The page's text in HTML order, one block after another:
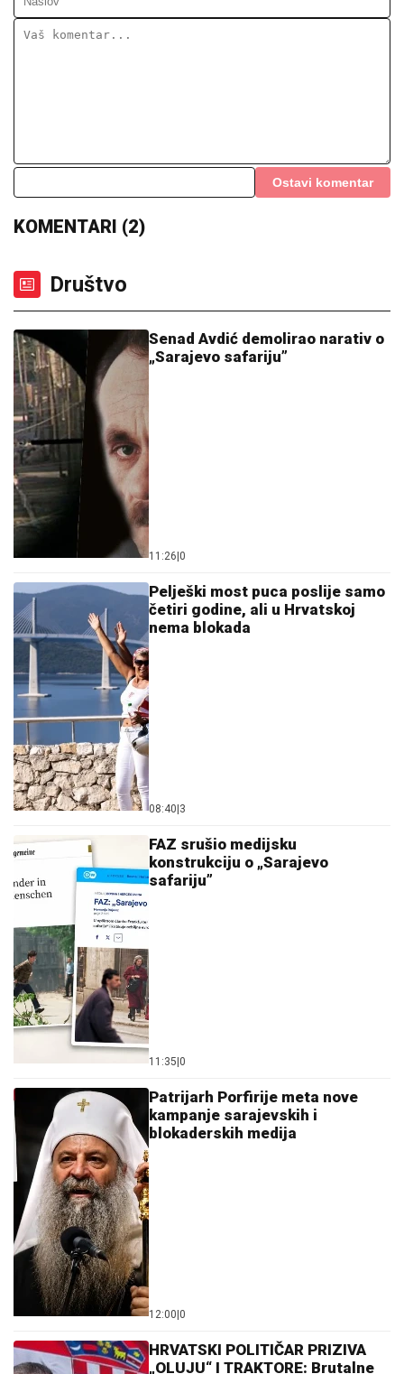
Ostavi komentar
KOMENTARI (2)
Društvo
Senad Avdić demolirao narativ o
„Sarajevo safariju”
11:26 0
Pelješki most puca poslije samo
četiri godine, ali u Hrvatskoj
nema blokada
08:40 3
FAZ srušio medijsku
konstrukciju o „Sarajevo
safariju”
11:35 0
Patrijarh Porfirije meta nove
kampanje sarajevskih i
blokaderskih medija
12:00 0
HRVATSKI POLITIČAR PRIZIVA
„OLUJU“ I TRAKTORE: Brutalne